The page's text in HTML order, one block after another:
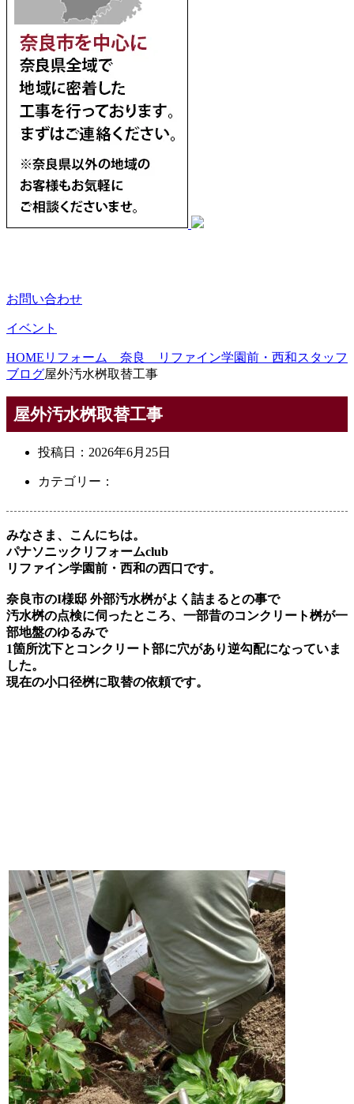
お問い合わせ
イベント
HOME リフォーム 奈良 リファイン学園前・西和スタッフ
ブログ屋外汚水桝取替工事
屋外汚水桝取替工事
投稿日： 2026年6月25日
カテゴリー：
みなさま、こんにちは。
パナソニックリフォームclub
リファイン学園前・西和の西口です。
奈良市のI様邸 外部汚水桝がよく詰まるとの事で
汚水桝の点検に伺ったところ、一部昔のコンクリート桝が一
部地盤のゆるみで
1箇所沈下とコンクリート部に穴があり逆勾配になっていま
した。
現在の小口径桝に取替の依頼です。